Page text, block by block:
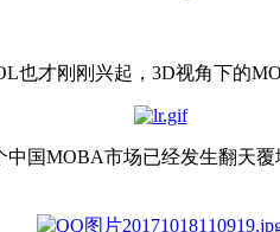
也才刚刚兴起，3D视角下的
国MOBA市场已经发生翻天